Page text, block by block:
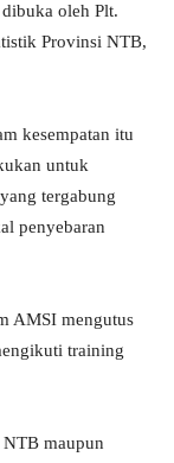
oleh Plt.
Provinsi NTB,
kesempatan itu
untuk
tergabung
penyebaran
AMSI mengutus
training
maupun